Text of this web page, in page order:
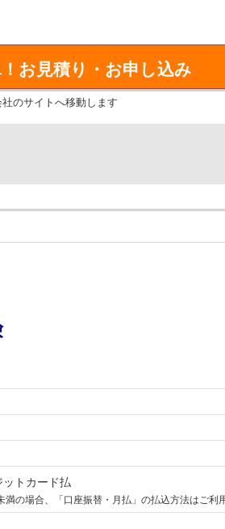
す。ネットで簡単にお見積りいただけ
ポート。
ービスも利用いただけます。
お見積り・お申し込み
のサイトへ移動します
ットカード払
の場合、「口座振替・月払」の払込方法はご利